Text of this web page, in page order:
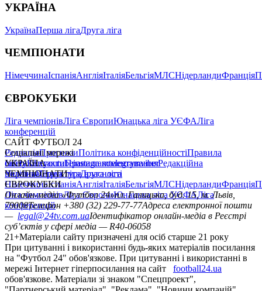
УКРАЇНА
УкраїнаПерша лігаДруга ліга
ЧЕМПІОНАТИ
НімеччинаІспаніяАнгліяІталіяБельгіяМЛСНідерландиФранція
ЄВРОКУБКИ
Ліга чемпіонівЛіга ЄвропиЮнацька ліга УЄФАЛіга
конференцій
САЙТ ФУТБОЛ 24
РедакціяПрогнозиПолітика конфіденційностіПравила
сайтуКонтактиПравила коментуванняРедакційна
політикаСтруктура власності
Соціальні мережі
facebookxyoutubeinstagramtelegramviber
УКРАЇНА
УкраїнаПерша лігаДруга ліга
ЧЕМПІОНАТИ
НімеччинаІспаніяАнгліяІталіяБельгіяМЛСНідерландиФранція
ЄВРОКУБКИ
Ліга чемпіонівЛіга ЄвропиЮнацька ліга УЄФАЛіга
конференцій
Онлайн-медіа «Футбол 24»пл. Галицька, буд. 15, м. Львів,
79008Телефон +380 (32) 229-77-77Адреса електронної пошти
— legal@24tv.com.uaІдентифікатор онлайн-медіа в Реєстрі
суб’єктів у сфері медіа — R40-06058
21+Матеріали сайту призначені для осіб старше 21 року
При цитуванні і використанні будь-яких матеріалів посилання
на "Футбол 24" обов'язкове. При цитуванні і використанні в
мережі Інтернет гіперпосилання на сайт
football24.ua
обов'язкове. Матеріали зі знаком "Спецпроект",